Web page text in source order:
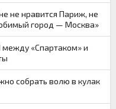
не нравится Париж, не
город — Москва»
между «Спартаком» и
собрать волю в кулак